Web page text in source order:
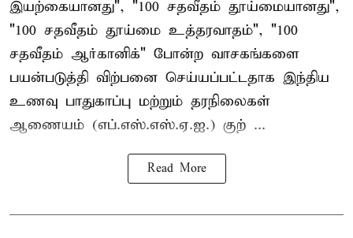
இயற்கையானது", "100 சதவீதம் தூய்மையானது",
"100 சதவீதம் தூய்மை உத்தரவாதம்", "100
சதவீதம் ஆர்கானிக்" போன்ற வாசகங்களை
பயன்படுத்தி விற்பனை செய்யப்பட்டதாக இந்திய
உணவு பாதுகாப்பு மற்றும் தரநிலைகள்
ஆணையம் (எப்.எஸ்.எஸ்.ஏ.ஐ.) குற் ...
Read More